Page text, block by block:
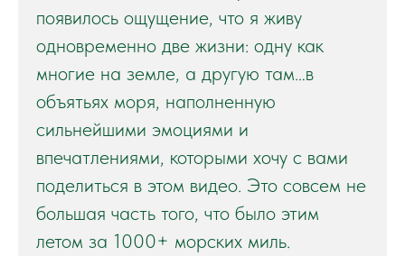
появилось ощущение, что я живу
одновременно две жизни: одну как
многие на земле, а другую там…в
объятьях моря, наполненную
сильнейшими эмоциями и
впечатлениями, которыми хочу с вами
поделиться в этом видео. Это совсем не
большая часть того, что было этим
летом за 1000+ морских миль.